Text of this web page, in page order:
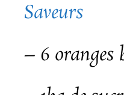
Saveurs
– 6 oranges